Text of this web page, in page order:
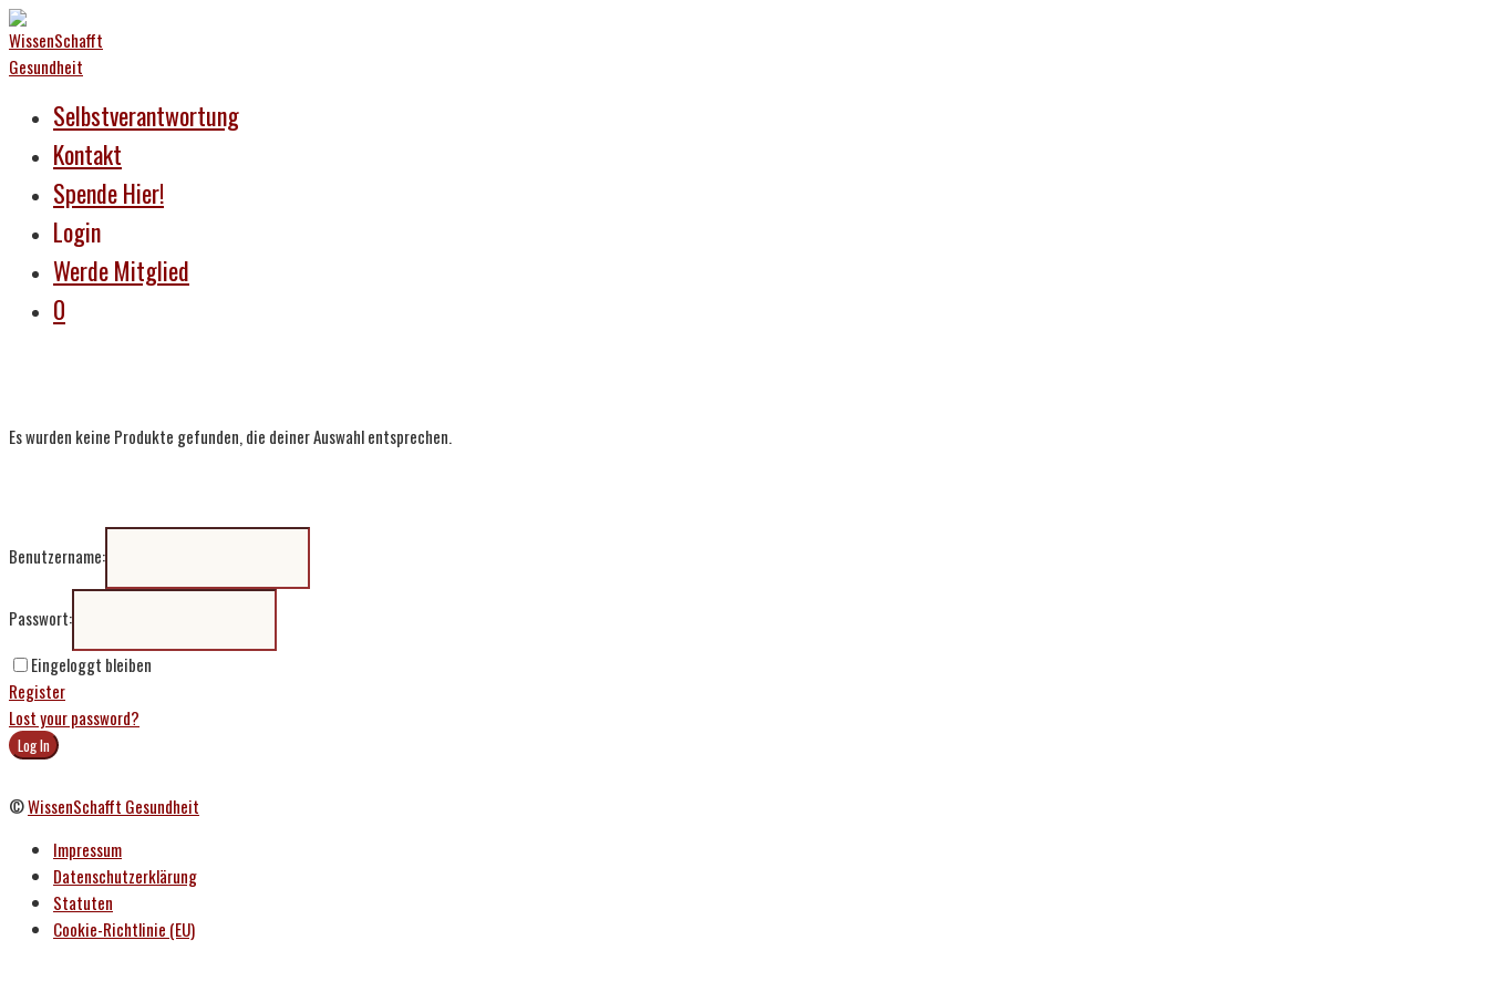
Selbstverantwortung
Kontakt
Spende Hier!
Login
Werde Mitglied
0
Es wurden keine Produkte gefunden, die deiner Auswahl entsprechen.
Benutzername:
Passwort:
Eingeloggt bleiben
Register
Lost your password?
©WissenSchafft Gesundheit
Impressum
Datenschutzerklärung
Statuten
Cookie-Richtlinie (EU)